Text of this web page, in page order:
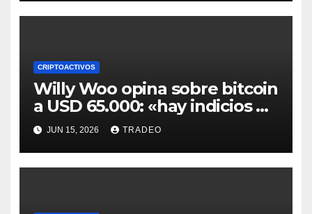
CRIPTOACTIVOS
Willy Woo opina sobre bitcoin
a USD 65.000: «hay indicios de
posible divergencia alcista»
JUN 15, 2026 TRADEO